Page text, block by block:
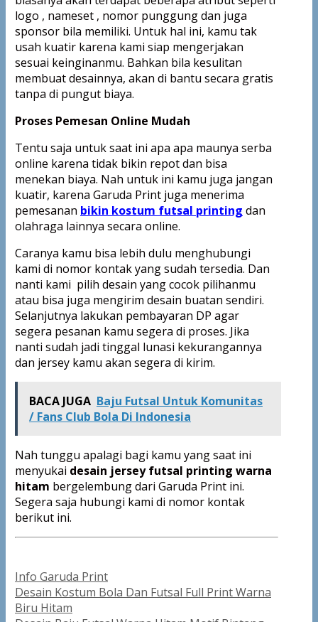
logo , nameset , nomor punggung dan juga
sponsor bila memiliki. Untuk hal ini, kamu tak
usah kuatir karena kami siap mengerjakan
sesuai keinginanmu. Bahkan bila kesulitan
membuat desainnya, akan di bantu secara gratis
tanpa di pungut biaya.
Proses Pemesan Online Mudah
Tentu saja untuk saat ini apa apa maunya serba
online karena tidak bikin repot dan bisa
menekan biaya. Nah untuk ini kamu juga jangan
kuatir, karena Garuda Print juga menerima
pemesanan bikin kostum futsal printing dan
olahraga lainnya secara online.
Caranya kamu bisa lebih dulu menghubungi
kami di nomor kontak yang sudah tersedia. Dan
nanti kami pilih desain yang cocok pilihanmu
atau bisa juga mengirim desain buatan sendiri.
Selanjutnya lakukan pembayaran DP agar
segera pesanan kamu segera di proses. Jika
nanti sudah jadi tinggal lunasi kekurangannya
dan jersey kamu akan segera di kirim.
BACA JUGA Baju Futsal Untuk Komunitas
/ Fans Club Bola Di Indonesia
Nah tunggu apalagi bagi kamu yang saat ini
menyukai desain jersey futsal printing warna
hitam bergelembung dari Garuda Print ini.
Segera saja hubungi kami di nomor kontak
berikut ini.
Categories
Info Garuda Print
Post
navigation
Desain Kostum Bola Dan Futsal Full Print Warna
Biru Hitam